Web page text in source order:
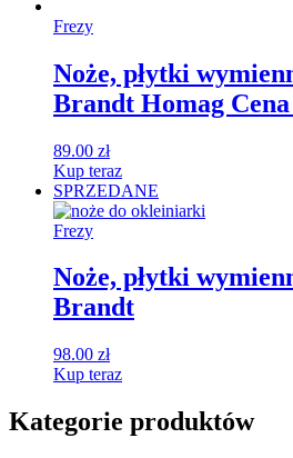
Frezy
Noże, płytki
Brandt Homag
89.00 zł
Kup teraz
SPRZEDANE
Frezy
Noże, płytki
Brandt
98.00 zł
Kup teraz
Kategorie produktów